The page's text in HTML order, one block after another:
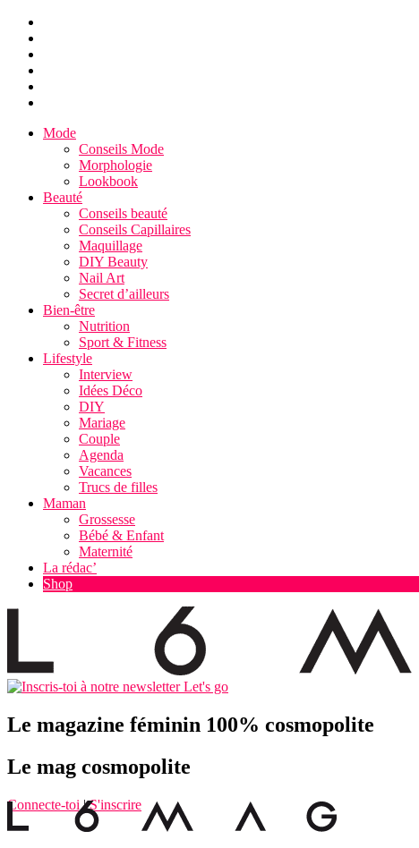
Mode
Conseils Mode
Morphologie
Lookbook
Beauté
Conseils beauté
Conseils Capillaires
Maquillage
DIY Beauty
Nail Art
Secret d’ailleurs
Bien-être
Nutrition
Sport & Fitness
Lifestyle
Interview
Idées Déco
DIY
Mariage
Couple
Agenda
Vacances
Trucs de filles
Maman
Grossesse
Bébé & Enfant
Maternité
La rédac’
Shop
Let's go
Le magazine féminin 100% cosmopolite
Le mag cosmopolite
Connecte-toi|S'inscrire